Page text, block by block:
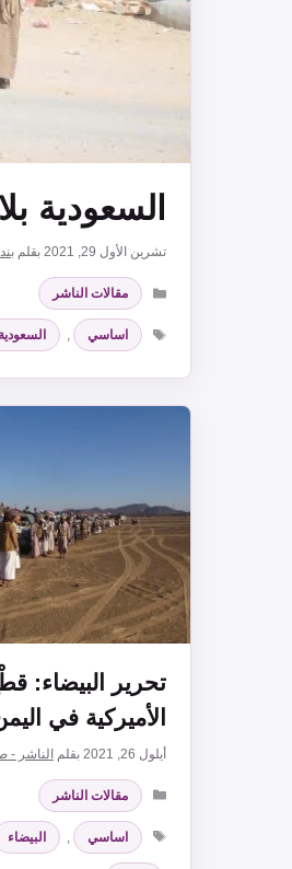
السعودية
تشرين الأول 29, 2021 بقلم
التصنيفات
مقالات الناشر
الوسوم
اساسي , السعودية
تحرير البيضاء:
الأميركية في
أيلول 26, 2021 بقلم الناشر -
التصنيفات
مقالات الناشر
الوسوم
اساسي , البيضاء